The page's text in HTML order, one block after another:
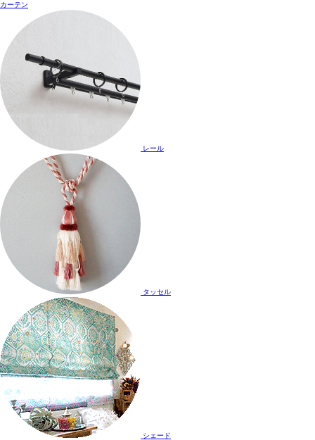
カーテン
レール
タッセル
シェード